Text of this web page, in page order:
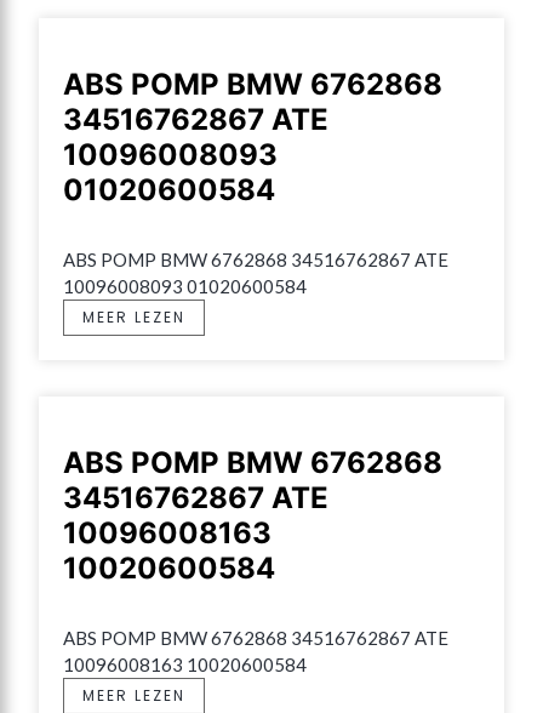
ABS POMP BMW 6762868
34516762867 ATE
10096008093
01020600584
ABS POMP BMW 6762868 34516762867 ATE
10096008093 01020600584
MEER LEZEN
ABS POMP BMW 6762868
34516762867 ATE
10096008163
10020600584
ABS POMP BMW 6762868 34516762867 ATE
10096008163 10020600584
MEER LEZEN